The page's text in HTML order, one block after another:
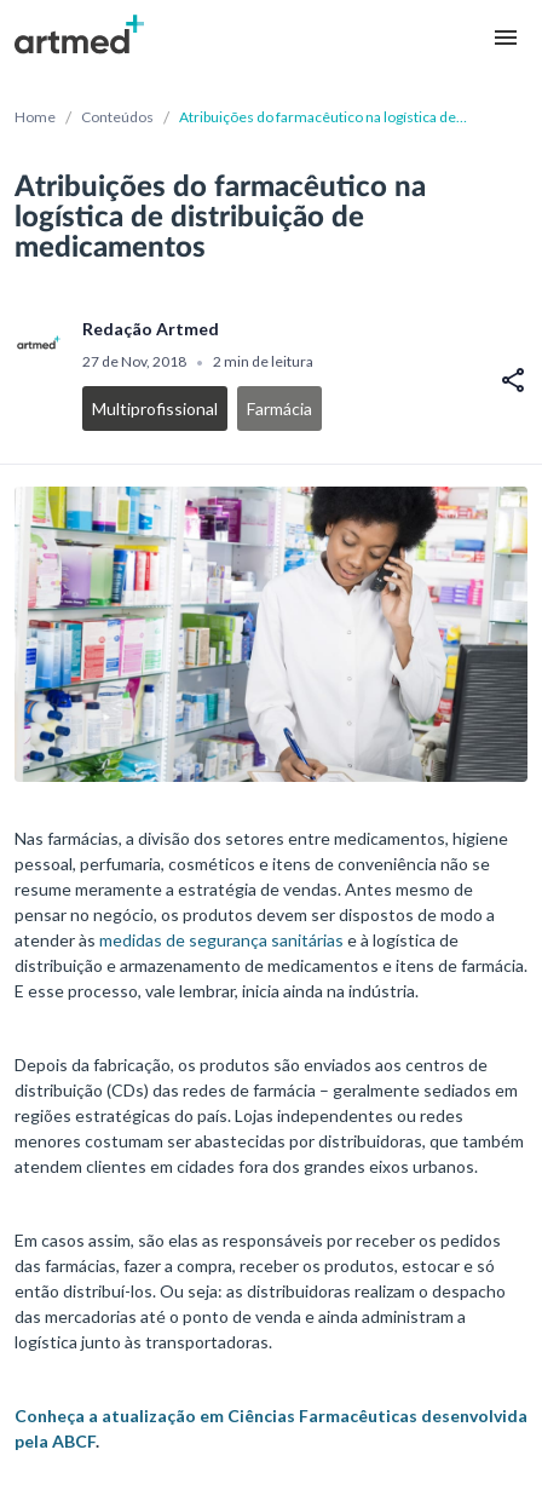
Home / Conteúdos / Atribuições do farmacêutico na logística de
Atribuições do farmacêutico na
logística de distribuição de
medicamentos
Redação Artmed
27 de Nov, 2018 • 2 min de leitura
Multiprofissional Farmácia
Nas farmácias, a divisão dos setores entre medicamentos, higiene
pessoal, perfumaria, cosméticos e itens de conveniência não se
resume meramente a estratégia de vendas. Antes mesmo de
pensar no negócio, os produtos devem ser dispostos de modo a
atender às medidas de segurança sanitárias e à logística de
distribuição e armazenamento de medicamentos e itens de farmácia.
E esse processo, vale lembrar, inicia ainda na indústria.
Depois da fabricação, os produtos são enviados aos centros de
distribuição (CDs) das redes de farmácia – geralmente sediados em
regiões estratégicas do país. Lojas independentes ou redes
menores costumam ser abastecidas por distribuidoras, que também
atendem clientes em cidades fora dos grandes eixos urbanos.
Em casos assim, são elas as responsáveis por receber os pedidos
das farmácias, fazer a compra, receber os produtos, estocar e só
então distribuí-los. Ou seja: as distribuidoras realizam o despacho
das mercadorias até o ponto de venda e ainda administram a
logística junto às transportadoras.
Conheça a atualização em Ciências Farmacêuticas desenvolvida
pela ABCF.